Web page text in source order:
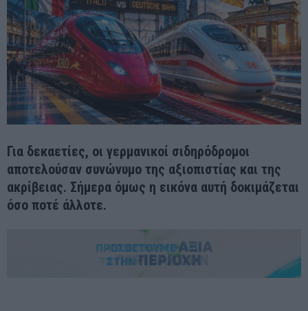
Για δεκαετίες, οι γερμανικοί σιδηρόδρομοι
αποτελούσαν συνώνυμο της αξιοπιστίας και της
ακρίβειας. Σήμερα όμως η εικόνα αυτή δοκιμάζεται
όσο ποτέ άλλοτε.